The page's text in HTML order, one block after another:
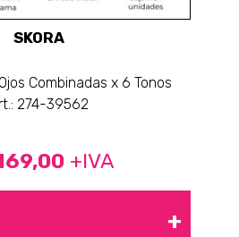
SKORA
Combinadas x 6 Tonos
274-39562
+IVA
+